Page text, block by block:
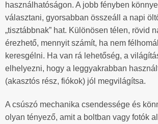
használhatóságon. A jobb fényben
választani, gyorsabban összeáll a napi
„tisztábbnak” hat. Különösen télen, rövid
érezhető, mennyit számít, ha nem
keresgélni. Ha van rá lehetőség, a
elhelyezni, hogy a leggyakrabban
(akasztós rész, fiókok) jól megvilágítsa.
A csúszó mechanika csendessége és
olyan tényező, amit a boltban vagy fotók